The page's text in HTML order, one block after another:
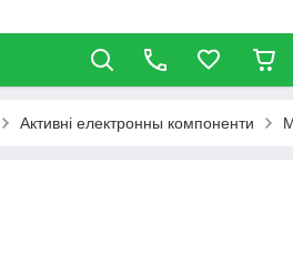
Активні електронны компоненти